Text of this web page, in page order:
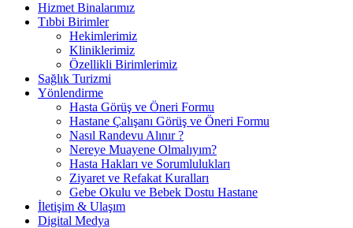
Hizmet Binalarımız
Tıbbi Birimler
Hekimlerimiz
Kliniklerimiz
Özellikli Birimlerimiz
Sağlık Turizmi
Yönlendirme
Hasta Görüş ve Öneri Formu
Hastane Çalışanı Görüş ve Öneri Formu
Nasıl Randevu Alınır ?
Nereye Muayene Olmalıyım?
Hasta Hakları ve Sorumlulukları
Ziyaret ve Refakat Kuralları
Gebe Okulu ve Bebek Dostu Hastane
İletişim & Ulaşım
Digital Medya